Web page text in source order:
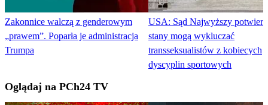
Zakonnice walczą z genderowym
„prawem”. Poparła je administracja
Trumpa
USA: Sąd Najwyższy
stany mogą wykluczać
transseksualistów z kobiecych
dyscyplin sportowych
Oglądaj na PCh24 TV